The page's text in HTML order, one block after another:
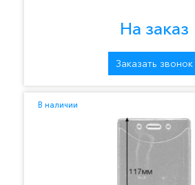
На заказ
Заказать звонок
В наличии